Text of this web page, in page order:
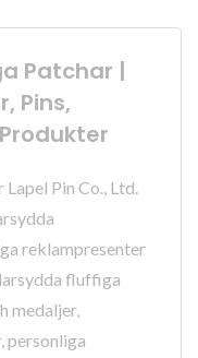
Patchar |
Pins,
Pin Co., Ltd.
reklampresenter
fluffiga
medaljer,
personliga